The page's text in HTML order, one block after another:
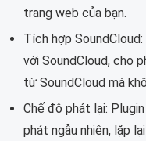
trang web của bạn.
Tích hợp
với SoundCloud, cho
từ SoundCloud mà
Chế độ phát lại:
phát ngẫu nhiên, lặp